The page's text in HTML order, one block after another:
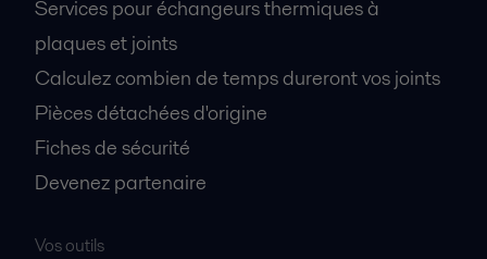
Services pour échangeurs thermiques à
plaques et joints
Calculez combien de temps dureront vos joints
Pièces détachées d'origine
Fiches de sécurité
Devenez partenaire
Vos outils